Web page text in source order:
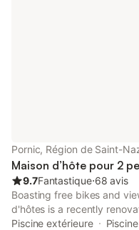
Pornic, Région de Saint-
Maison d’hôte pour 2
9.7Fantastique⋅68 avis
Boasting free bikes and
d'hôtes is a recently
6.7 km from Pornic Train
Piscine extérieure Piscine